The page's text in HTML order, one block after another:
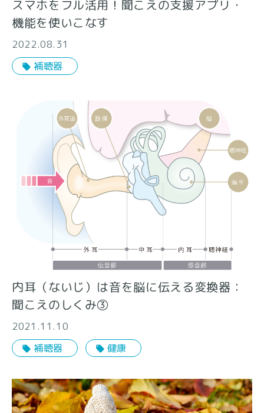
スマホをフル活用！聞こえの支援アプリ・
機能を使いこなす
2022.08.31
補聴器
内耳（ないじ）は音を脳に伝える変換器：
聞こえのしくみ③
2021.11.10
補聴器
健康